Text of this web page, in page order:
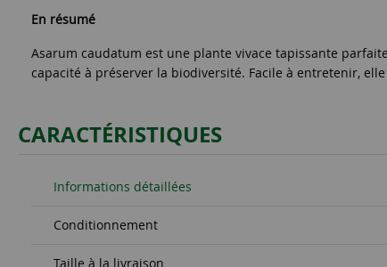
En résumé
Asarum caudatum est une plante vivace tapissante
capacité à préserver la biodiversité. Facile à entretenir,
CARACTÉRISTIQUES
Informations détaillées
Conditionnement
Taille à la livraison